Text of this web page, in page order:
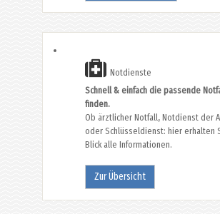
Notdienste
Schnell & einfach die passende
finden.
Ob ärztlicher Notfall, Notdienst der
oder Schlüsseldienst: hier erhalten
Blick alle Informationen.
Zur Übersicht